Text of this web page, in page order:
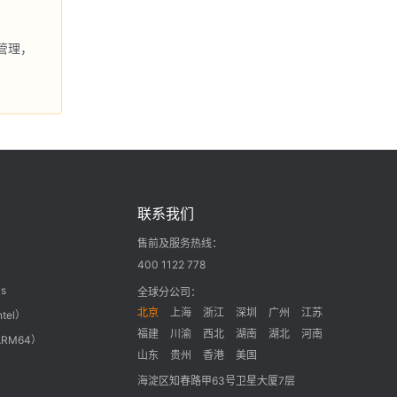
，
）
）
联系我们
售前及服务热线：
400 1122 778
全球分公司：
北京
上海 浙江 深圳 广州
江苏
福建
川渝 西北 湖南 湖北
河南
山东
贵州 香港
美国
海淀区知春路甲63号卫星大厦7层